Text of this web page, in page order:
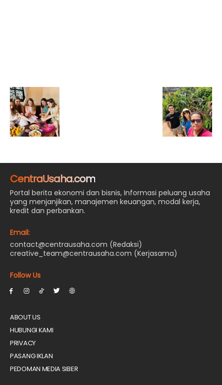
CentraUsaha.com
Portal berita ekonomi dan bisnis, Informasi peluang usaha
yang menjanjikan, manajemen keuangan, modal kerja,
kredit dan perbankan.
Email:
contact@centrausaha.com (Redaksi)
creative_team@centrausaha.com (Kerjasama)
Follow Us
ABOUT US
HUBUNGI KAMI
PRIVACY
PASANG IKLAN
PEDOMAN MEDIA SIBER